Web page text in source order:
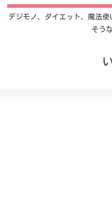
デジモノ、ダイエット、魔法
そう